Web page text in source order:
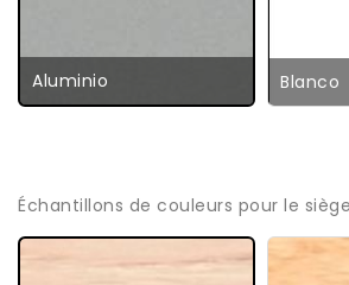
Aluminio Blanco
Échantillons de couleurs pour le siège